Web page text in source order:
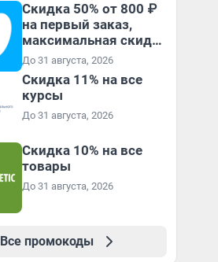
Скидка 50% от 800 ₽
на первый заказ,
максимальная скидка
600 ₽
До 31 августа, 2026
Скидка 11% на все
курсы
До 31 августа, 2026
Скидка 10% на все
товары
До 31 августа, 2026
Все промокоды